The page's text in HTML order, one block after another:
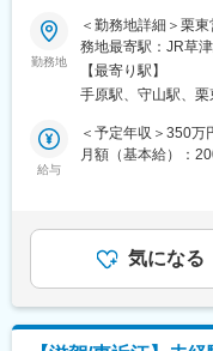
■組織構成
5名の社員が在籍を
名とも中途で入社を
■評価制度
会社として自己評
総務として幅広い
いただくことを想
■当社について
当社は、自動車整
供する専門商社で
▼お任せするお仕事
＜業務の流れ＞
（1）すでに取引の
理に必要な車の部
2~3社程度）
（3）社内の配送部
品をお客様のもとへ
※配送専属の担当が
勤務地
＜勤務地詳細＞栗
務地最寄駅：JR草
所あり変更の範囲
【最寄り駅】
手原駅、守山駅、栗
給与
＜予定年収＞350万
月額（基本給）：
て上下する可能性
です。 気になる